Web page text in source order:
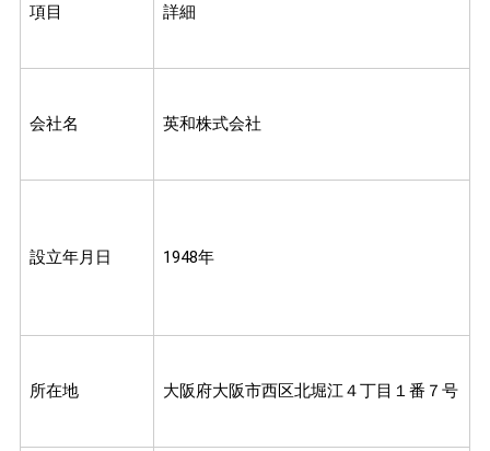
項目 詳細
会社名 英和株式会社
設立年月日 1948年
所在地 大阪府大阪市西区北堀江４丁目１番７号